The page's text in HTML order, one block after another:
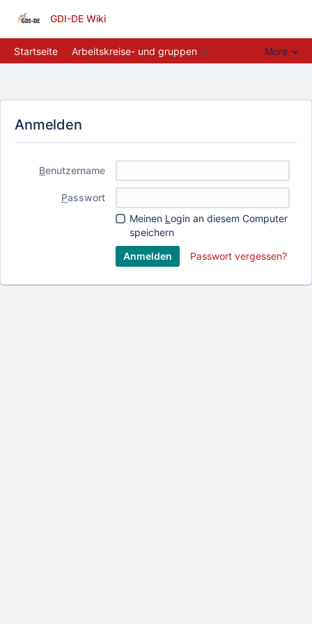
GDI-DE Wiki
Startseite Arbeitskreise- und gruppen More
Anmelden
Benutzername
Passwort
Meinen L ogin an diesem Computer
speichern
Passwort vergessen?